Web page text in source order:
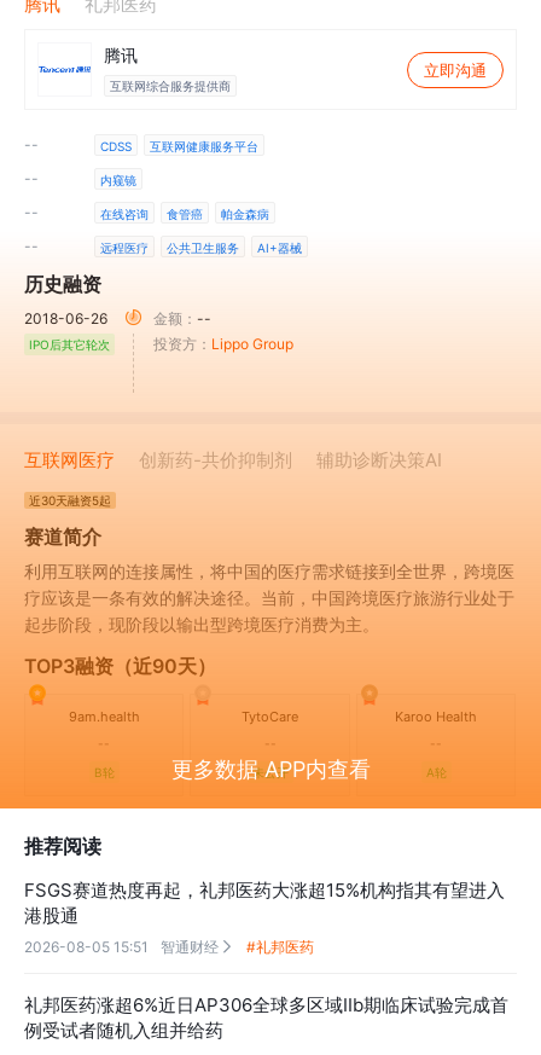
腾讯
互联网综合服务提供商
立即沟通
-- CDSS 互联网健康服务平台
-- 内窥镜
-- 在线咨询 食管癌 帕金森病
-- 远程医疗 公共卫生服务 AI+器械
历史融资
2018-06-26
IPO后其它轮次
金额： --
投资方： Lippo Group
互联网医疗 创新药-共价抑制剂 辅助诊断决策AI
近30天融资5起
赛道简介
利用互联网的连接属性，将中国的医疗需求链接到全世界，跨境医
疗应该是一条有效的解决途径。当前，中国跨境医疗旅游行业处于
起步阶段，现阶段以输出型跨境医疗消费为主。
TOP3融资（近90天）
9am.health
--
B轮
TytoCare
--
未公开
Karoo Health
--
A轮
更多数据 APP内查看
推荐阅读
FSGS赛道热度再起，礼邦医药大涨超15%机构指其有望进入
港股通
2026-08-05 15:51 智通财经  #礼邦医药
礼邦医药涨超6%近日AP306全球多区域IIb期临床试验完成首
例受试者随机入组并给药